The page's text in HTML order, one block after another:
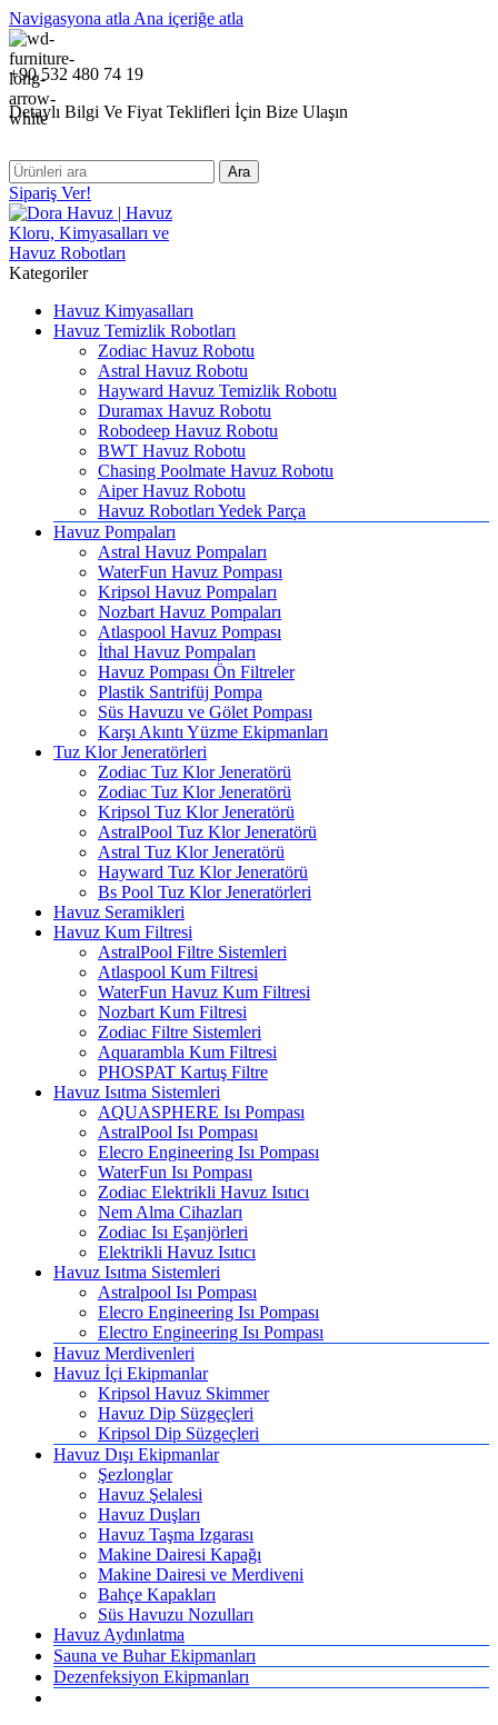
Navigasyona atla Ana içeriğe atla
+90 532 480 74 19
Detaylı Bilgi Ve Fiyat Teklifleri İçin Bize Ulaşın
Ara
Sipariş Ver!
Kategoriler
Havuz Kimyasalları
Havuz Temizlik Robotları
Zodiac Havuz Robotu
Astral Havuz Robotu
Hayward Havuz Temizlik Robotu
Duramax Havuz Robotu
Robodeep Havuz Robotu
BWT Havuz Robotu
Chasing Poolmate Havuz Robotu
Aiper Havuz Robotu
Havuz Robotları Yedek Parça
Havuz Pompaları
Astral Havuz Pompaları
WaterFun Havuz Pompası
Kripsol Havuz Pompaları
Nozbart Havuz Pompaları
Atlaspool Havuz Pompası
İthal Havuz Pompaları
Havuz Pompası Ön Filtreler
Plastik Santrifüj Pompa
Süs Havuzu ve Gölet Pompası
Karşı Akıntı Yüzme Ekipmanları
Tuz Klor Jeneratörleri
Zodiac Tuz Klor Jeneratörü
Zodiac Tuz Klor Jeneratörü
Kripsol Tuz Klor Jeneratörü
AstralPool Tuz Klor Jeneratörü
Astral Tuz Klor Jeneratörü
Hayward Tuz Klor Jeneratörü
Bs Pool Tuz Klor Jeneratörleri
Havuz Seramikleri
Havuz Kum Filtresi
AstralPool Filtre Sistemleri
Atlaspool Kum Filtresi
WaterFun Havuz Kum Filtresi
Nozbart Kum Filtresi
Zodiac Filtre Sistemleri
Aquarambla Kum Filtresi
PHOSPAT Kartuş Filtre
Havuz Isıtma Sistemleri
AQUASPHERE Isı Pompası
AstralPool Isı Pompası
Elecro Engineering Isı Pompası
WaterFun Isı Pompası
Zodiac Elektrikli Havuz Isıtıcı
Nem Alma Cihazları
Zodiac Isı Eşanjörleri
Elektrikli Havuz Isıtıcı
Havuz Isıtma Sistemleri
Astralpool Isı Pompası
Elecro Engineering Isı Pompası
Electro Engineering Isı Pompası
Havuz Merdivenleri
Havuz İçi Ekipmanlar
Kripsol Havuz Skimmer
Havuz Dip Süzgeçleri
Kripsol Dip Süzgeçleri
Havuz Dışı Ekipmanlar
Şezlonglar
Havuz Şelalesi
Havuz Duşları
Havuz Taşma Izgarası
Makine Dairesi Kapağı
Makine Dairesi ve Merdiveni
Bahçe Kapakları
Süs Havuzu Nozulları
Havuz Aydınlatma
Sauna ve Buhar Ekipmanları
Dezenfeksiyon Ekipmanları